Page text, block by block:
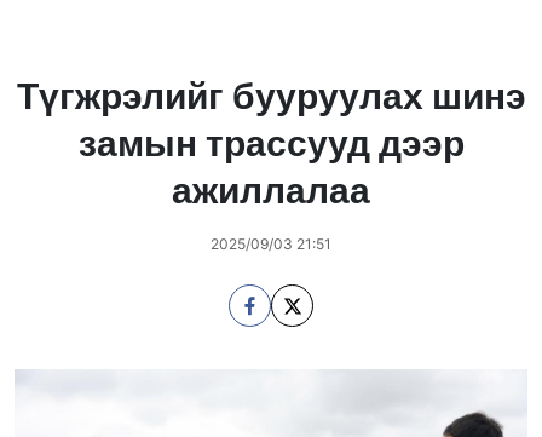
Түгжрэлийг бууруулах шинэ
замын трассууд дээр
ажиллалаа
2025/09/03 21:51